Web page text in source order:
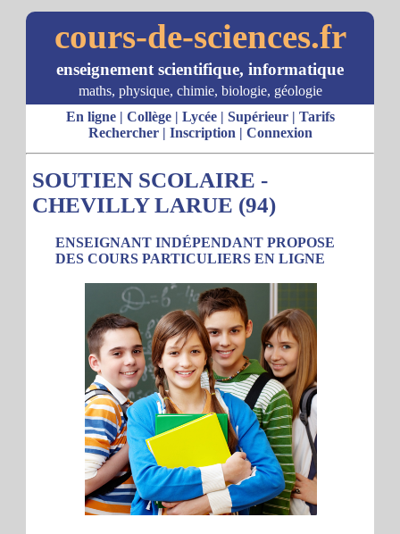
cours-de-sciences.fr
enseignement scientifique, informatique
maths, physique, chimie, biologie, géologie
En ligne| Collège| Lycée| Supérieur| Tarifs
Rechercher| Inscription | Connexion
SOUTIEN SCOLAIRE -
CHEVILLY LARUE (94)
ENSEIGNANT INDÉPENDANT PROPOSE
DES COURS PARTICULIERS EN LIGNE